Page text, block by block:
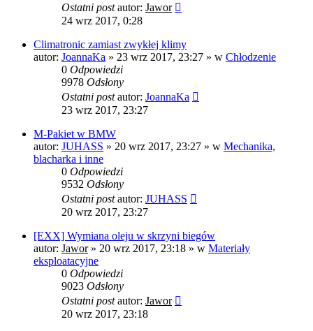
Ostatni postautor: Jawor
24 wrz 2017, 0:28
Climatronic zamiast zwykłej klimy
autor: JoannaKa » 23 wrz 2017, 23:27 » w Chłodzenie
0 Odpowiedzi
9978 Odsłony
Ostatni postautor: JoannaKa
23 wrz 2017, 23:27
M-Pakiet w BMW
autor: JUHASS » 20 wrz 2017, 23:27 » w Mechanika,
blacharka i inne
0 Odpowiedzi
9532 Odsłony
Ostatni postautor: JUHASS
20 wrz 2017, 23:27
[EXX] Wymiana oleju w skrzyni biegów
autor: Jawor» 20 wrz 2017, 23:18 » w Materiały
eksploatacyjne
0 Odpowiedzi
9023 Odsłony
Ostatni postautor: Jawor
20 wrz 2017, 23:18